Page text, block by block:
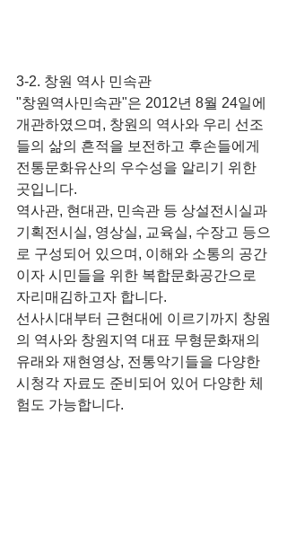
3-2. 창원 역사 민속관
"창원역사민속관"은 2012년 8월 24일에
개관하였으며, 창원의 역사와 우리 선조
들의 삶의 흔적을 보전하고 후손들에게
전통문화유산의 우수성을 알리기 위한
곳입니다.
역사관, 현대관, 민속관 등 상설전시실과
기획전시실, 영상실, 교육실, 수장고 등으
로 구성되어 있으며, 이해와 소통의 공간
이자 시민들을 위한 복합문화공간으로
자리매김하고자 합니다.
선사시대부터 근현대에 이르기까지 창원
의 역사와 창원지역 대표 무형문화재의
유래와 재현영상, 전통악기들을 다양한
시청각 자료도 준비되어 있어 다양한 체
험도 가능합니다.